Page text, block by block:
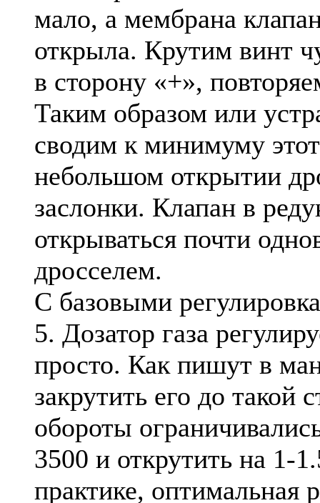
мало, а мембрана
открыла. Крутим винт
в сторону «+»,
Таким образом или
сводим к минимуму
небольшом открытии
заслонки. Клапан в
открываться почти
дросселем.
С базовыми
5. Дозатор газа
просто. Как пишут в
закрутить его до такой
обороты
3500 и открутить на 1-
практике, оптимальная